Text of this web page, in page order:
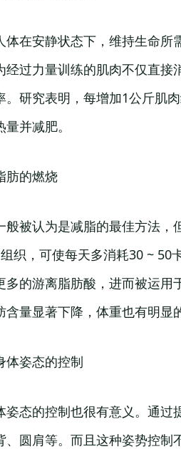
体在安静状态下，维持生命
经过力量训练的肌肉不仅直
。研究表明，每增加1公斤肌
并减肥。
肪的燃烧
般被认为是减脂的最佳方法
织，可使每天多消耗30 ~ 50
多的游离脂肪酸，进而被运
量显著下降，体重也有明显
体姿态的控制
姿态的控制也很有意义。通
、圆肩等。而且这种姿势控